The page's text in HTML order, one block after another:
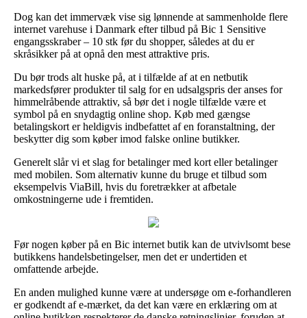
Dog kan det immervæk vise sig lønnende at sammenholde flere
internet varehuse i Danmark efter tilbud på Bic 1 Sensitive
engangsskraber – 10 stk før du shopper, således at du er
skråsikker på at opnå den mest attraktive pris.
Du bør trods alt huske på, at i tilfælde af at en netbutik
markedsfører produkter til salg for en udsalgspris der anses for
himmelråbende attraktiv, så bør det i nogle tilfælde være et
symbol på en snydagtig online shop. Køb med gængse
betalingskort er heldigvis indbefattet af en foranstaltning, der
beskytter dig som køber imod falske online butikker.
Generelt slår vi et slag for betalinger med kort eller betalinger
med mobilen. Som alternativ kunne du bruge et tilbud som
eksempelvis ViaBill, hvis du foretrækker at afbetale
omkostningerne ude i fremtiden.
Før nogen køber på en Bic internet butik kan de utvivlsomt bese
butikkens handelsbetingelser, men det er undertiden et
omfattende arbejde.
En anden mulighed kunne være at undersøge om e-forhandleren
er godkendt af e-mærket, da det kan være en erklæring om at